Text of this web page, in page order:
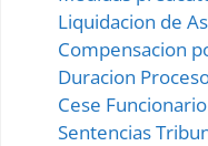
Liquidacion de
Compensacion
Duracion
Cese
Sentencias